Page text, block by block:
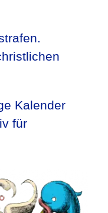
Kalender
für